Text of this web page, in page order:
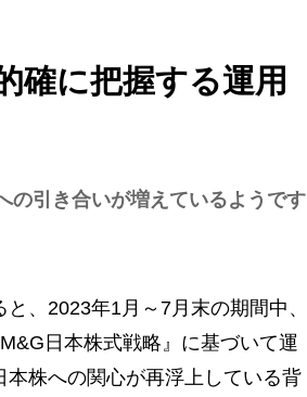
確に把握する運用
の引き合いが増えているようです
、2023年1月～7月末の期間中、
日本株式戦略』に基づいて運
株への関心が再浮上している背